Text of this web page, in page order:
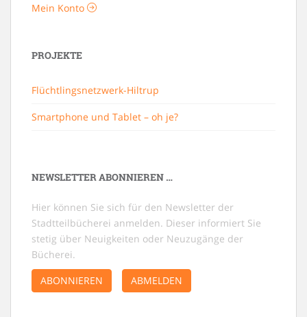
Mein Konto
PROJEKTE
Flüchtlingsnetzwerk-Hiltrup
Smartphone und Tablet – oh je?
NEWSLETTER ABONNIEREN …
Hier können Sie sich für den Newsletter der
Stadtteilbücherei anmelden. Dieser informiert Sie
stetig über Neuigkeiten oder Neuzugänge der
Bücherei.
ABONNIEREN
ABMELDEN